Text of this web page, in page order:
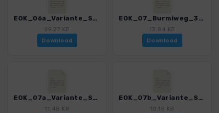
EOK_06a_Variante_Schwarzwasserhuette_3121_3.gpx
29.27 KB
Download
EOK_07_Burmiweg_3121_3.gpx
13.84 KB
Download
EOK_07a_Variante_Spielplatz_3121_3.gpx
11.48 KB
EOK_07b_Variante_Straße_3121_3.gpx
10.15 KB